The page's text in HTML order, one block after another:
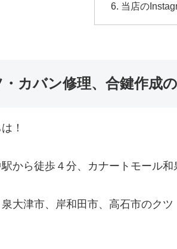
当店の
・カバン修理、合鍵作成
！
から徒歩４分、カナートモール和
大津市、岸和田市、高石市のク